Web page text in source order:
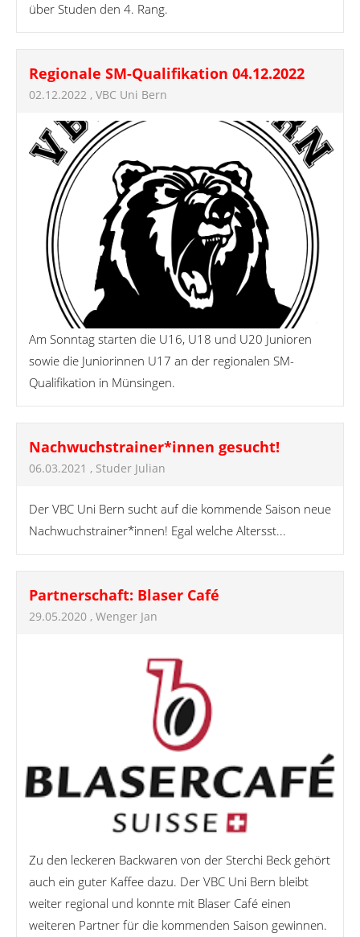
über Studen den 4. Rang.
Regionale SM-Qualifikation 04.12.2022
02.12.2022 , VBC Uni Bern
Am Sonntag starten die U16, U18 und U20 Junioren
sowie die Juniorinnen U17 an der regionalen SM-
Qualifikation in Münsingen.
Nachwuchstrainer*innen gesucht!
06.03.2021 , Studer Julian
Der VBC Uni Bern sucht auf die kommende Saison neue
Nachwuchstrainer*innen! Egal welche Altersst...
Partnerschaft: Blaser Café
29.05.2020 , Wenger Jan
Zu den leckeren Backwaren von der Sterchi Beck gehört
auch ein guter Kaffee dazu. Der VBC Uni Bern bleibt
weiter regional und konnte mit Blaser Café einen
weiteren Partner für die kommenden Saison gewinnen.